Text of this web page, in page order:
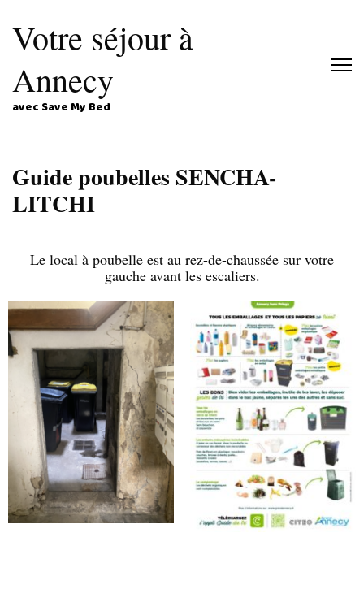
Votre séjour à
Annecy
avec Save My Bed
Guide poubelles SENCHA-
LITCHI
Le local à poubelle est au rez-de-chaussée sur votre
gauche avant les escaliers.